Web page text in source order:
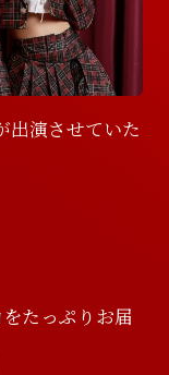
演させていた
たっぷりお届